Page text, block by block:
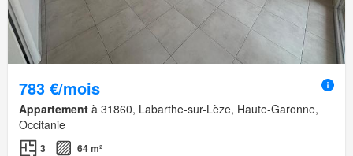
783 €/mois
Appartement à 31860, Labarthe-sur-Lèze, Haute-Garonne,
Occitanie
3 64 m²